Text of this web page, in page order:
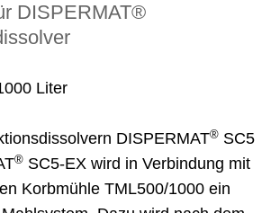
DISPERMAT®
Liter
DISPERMAT® SC5
® SC5-EX wird in Verbindung mit
Korbmühle TML500/1000 ein